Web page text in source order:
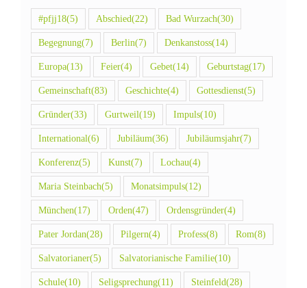
#pfjj18(5) Abschied(22) Bad Wurzach(30)
Begegnung(7) Berlin(7) Denkanstoss(14)
Europa(13) Feier(4) Gebet(14) Geburtstag(17)
Gemeinschaft(83) Geschichte(4) Gottesdienst(5)
Gründer(33) Gurtweil(19) Impuls(10)
International(6) Jubiläum(36) Jubiläumsjahr(7)
Konferenz(5) Kunst(7) Lochau(4)
Maria Steinbach(5) Monatsimpuls(12)
München(17) Orden(47) Ordensgründer(4)
Pater Jordan(28) Pilgern(4) Profess(8) Rom(8)
Salvatorianer(5) Salvatorianische Familie(10)
Schule(10) Seligsprechung(11) Steinfeld(28)